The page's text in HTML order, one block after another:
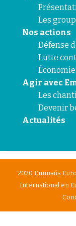
Les
Nos actions
Défense
Lutte
Agir avec
Les
Devenir
Actualités
2020 Emmaüs
International en